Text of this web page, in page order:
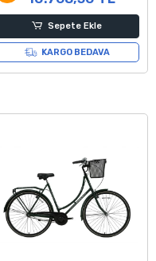
Sepete Ekle
KARGO BEDAVA